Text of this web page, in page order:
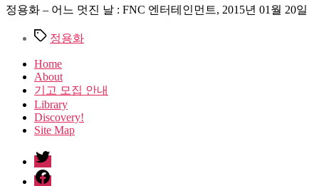
정용화 – 어느 멋진 날 : FNC 엔터테인먼트, 2015년 01월 20일
Tags정용화
Home
About
기고 모집 안내
Library
Discovery!
Site Map
twitter
facebook